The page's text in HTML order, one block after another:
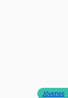
Jóvenes,